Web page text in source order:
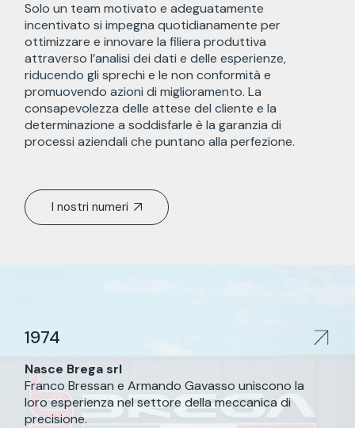
Solo un team motivato e adeguatamente
incentivato si impegna quotidianamente per
ottimizzare e innovare la filiera produttiva
attraverso l’analisi dei dati e delle esperienze,
riducendo gli sprechi e le non conformità e
promuovendo azioni di miglioramento. La
consapevolezza delle attese del cliente e la
determinazione a soddisfarle è la garanzia di
processi aziendali che puntano alla perfezione.
I nostri numeri
1974
Nasce Brega srl
Franco Bressan e Armando Gavasso uniscono la
loro esperienza nel settore della meccanica di
precisione.